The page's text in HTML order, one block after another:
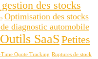
des stocks
Optimisation des stocks
diagnostic automobile
Outils SaaS Petites
Time Quote Tracking Ruptures de stock